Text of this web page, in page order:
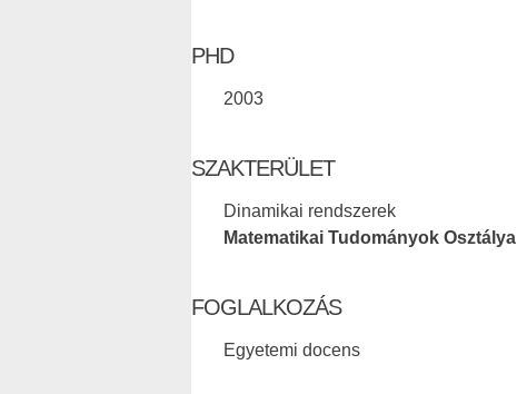
PHD
2003
SZAKTERÜLET
Dinamikai rendszerek
Matematikai Tudományok Osztálya
FOGLALKOZÁS
Egyetemi docens